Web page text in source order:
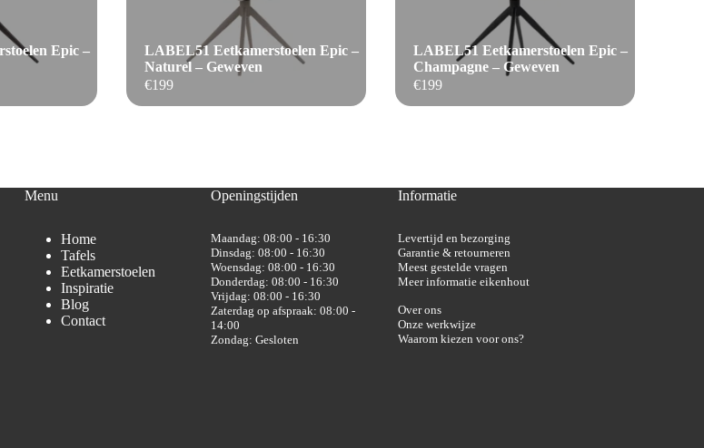
Epic –
€199
LABEL51 Eetkamerstoelen Epic –
Naturel – Geweven
€199
LABEL51 Eetkamerstoelen Epic –
Champagne – Geweven
Menu
Home
Tafels
Eetkamerstoelen
Inspiratie
Blog
Contact
Openingstijden
Maandag: 08:00 - 16:30
Dinsdag: 08:00 - 16:30
Woensdag: 08:00 - 16:30
Donderdag: 08:00 - 16:30
Vrijdag: 08:00 - 16:30
Zaterdag op afspraak: 08:00 -
14:00
Zondag: Gesloten
Informatie
Levertijd en bezorging
Garantie & retourneren
Meest gestelde vragen
Meer informatie eikenhout
Over ons
Onze werkwijze
Waarom kiezen voor ons?